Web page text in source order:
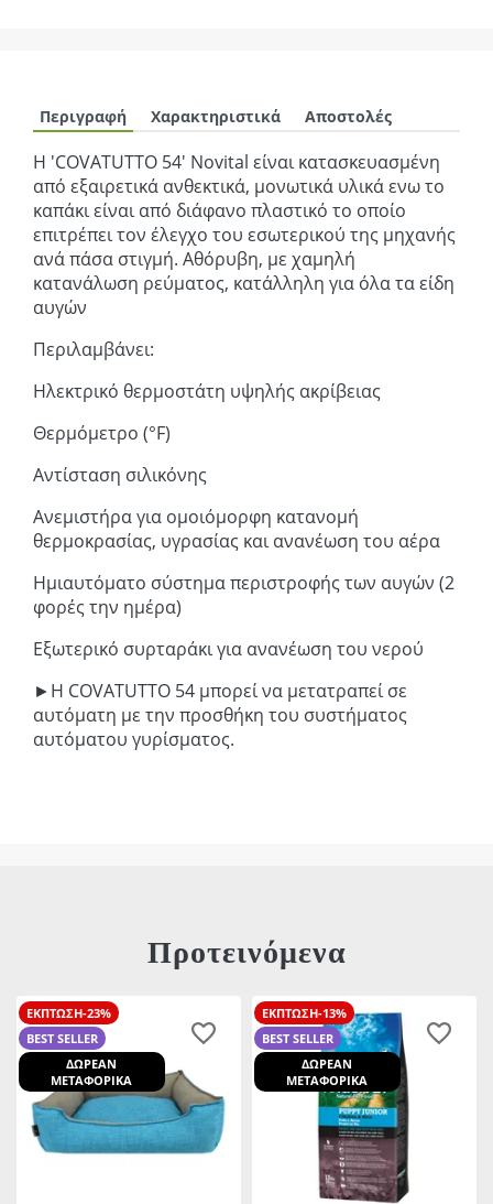
Περιγραφή Χαρακτηριστικά Αποστολές
Η 'COVATUTTO 54' Novital είναι κατασκευασμένη
από εξαιρετικά ανθεκτικά, μονωτικά υλικά ενω το
καπάκι είναι από διάφανο πλαστικό το οποίο
επιτρέπει τον έλεγχο του εσωτερικού της μηχανής
ανά πάσα στιγμή. Αθόρυβη, με χαμηλή
κατανάλωση ρεύματος, κατάλληλη για όλα τα είδη
αυγών
Περιλαμβάνει:
Ηλεκτρικό θερμοστάτη υψηλής ακρίβειας
Θερμόμετρο (°F)
Αντίσταση σιλικόνης
Ανεμιστήρα για ομοιόμορφη κατανομή
θερμοκρασίας, υγρασίας και ανανέωση του αέρα
Ημιαυτόματο σύστημα περιστροφής των αυγών (2
φορές την ημέρα)
Εξωτερικό συρταράκι για ανανέωση του νερού
►Η COVATUTTO 54 μπορεί να μετατραπεί σε
αυτόματη με την προσθήκη του συστήματος
αυτόματου γυρίσματος.
Προτεινόμενα
ΕΚΠΤΩΣΗ-23%
BEST SELLER
ΔΩΡΕΑΝ
ΜΕΤΑΦΟΡΙΚΑ
ΕΚΠΤΩΣΗ-13%
BEST SELLER
ΔΩΡΕΑΝ
ΜΕΤΑΦΟΡΙΚΑ